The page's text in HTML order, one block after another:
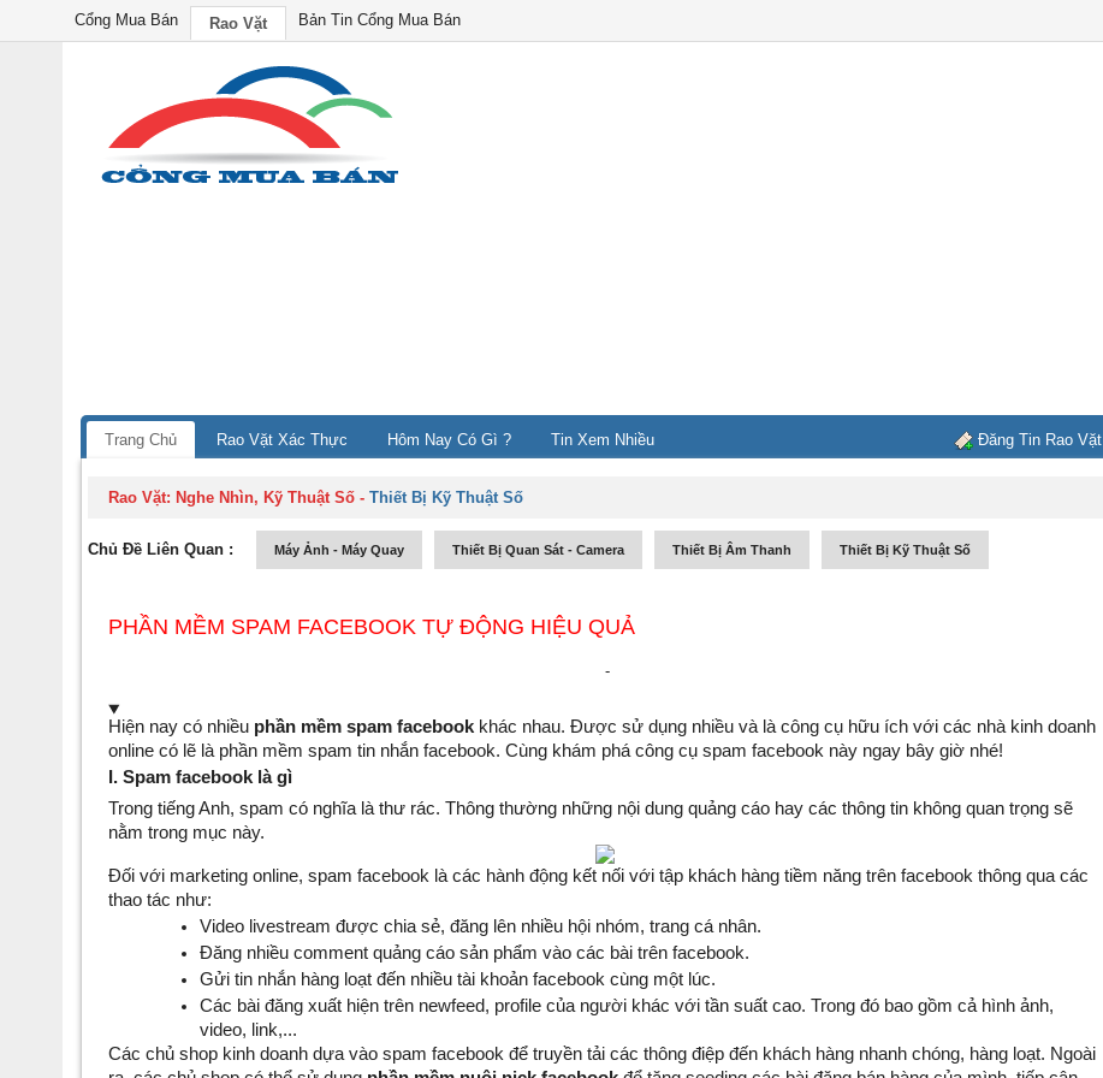
Cổng Mua Bán Rao Vặt Bản Tin Cổng Mua Bán
Trang Chủ Rao Vặt Xác Thực Hôm Nay Có Gì ? Tin Xem Nhiều Đăng Tin Rao Vặt
Rao Vặt: Nghe Nhìn, Kỹ Thuật Số -Thiết Bị Kỹ Thuật Số
Chủ Đề Liên Quan : Máy Ảnh - Máy Quay Thiết Bị Quan Sát - Camera Thiết Bị Âm Thanh Thiết Bị Kỹ Thuật Số
PHẦN MỀM SPAM FACEBOOK TỰ ĐỘNG HIỆU QUẢ
-
Hiện nay có nhiều phần mềm spam facebook khác nhau. Được sử dụng nhiều và là công cụ hữu ích với các nhà kinh doanh
online có lẽ là phần mềm spam tin nhắn facebook. Cùng khám phá công cụ spam facebook này ngay bây giờ nhé!
I. Spam facebook là gì
Trong tiếng Anh, spam có nghĩa là thư rác. Thông thường những nội dung quảng cáo hay các thông tin không quan trọng sẽ
nằm trong mục này.
Đối với marketing online, spam facebook là các hành động kết nối với tập khách hàng tiềm năng trên facebook thông qua các
thao tác như:
Video livestream được chia sẻ, đăng lên nhiều hội nhóm, trang cá nhân.
Đăng nhiều comment quảng cáo sản phẩm vào các bài trên facebook.
Gửi tin nhắn hàng loạt đến nhiều tài khoản facebook cùng một lúc.
Các bài đăng xuất hiện trên newfeed, profile của người khác với tần suất cao. Trong đó bao gồm cả hình ảnh,
video, link,...
Các chủ shop kinh doanh dựa vào spam facebook để truyền tải các thông điệp đến khách hàng nhanh chóng, hàng loạt. Ngoài